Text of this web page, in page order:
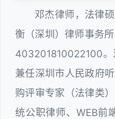
邓杰律师，法律
衡（深圳）律师事务
403201810022100。
兼任深圳市人民政府
购评审专家（法律类
统公职律师、WEB前